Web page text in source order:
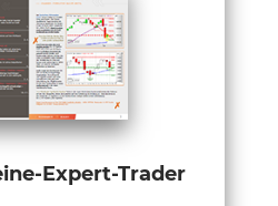
Expert-Trader